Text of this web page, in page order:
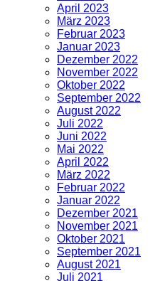
April 2023
März 2023
Februar 2023
Januar 2023
Dezember 2022
November 2022
Oktober 2022
September 2022
August 2022
Juli 2022
Juni 2022
Mai 2022
April 2022
März 2022
Februar 2022
Januar 2022
Dezember 2021
November 2021
Oktober 2021
September 2021
August 2021
Juli 2021